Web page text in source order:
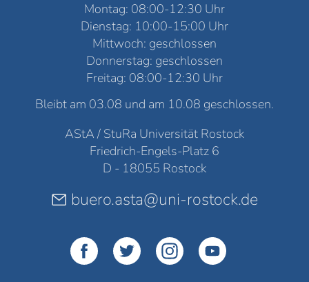
Montag: 08:00-12:30 Uhr
Dienstag: 10:00-15:00 Uhr
Mittwoch: geschlossen
Donnerstag: geschlossen
Freitag: 08:00-12:30 Uhr
Bleibt am 03.08 und am 10.08 geschlossen.
AStA / StuRa Universität Rostock
Friedrich-Engels-Platz 6
D - 18055 Rostock
buero.asta@uni-rostock.de